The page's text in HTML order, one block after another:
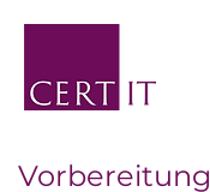
Vorbereitung